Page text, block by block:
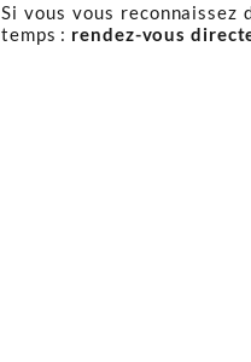
Si vous vous reconnaissez
temps : rendez-vous